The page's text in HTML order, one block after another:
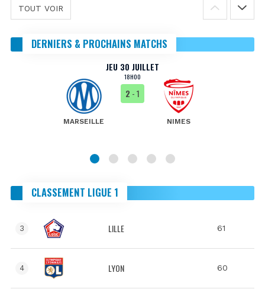
TOUT VOIR
DERNIERS & PROCHAINS MATCHS
JEU 30 JUILLET
18H00
MARSEILLE
2 - 1
NIMES
CLASSEMENT LIGUE 1
3 LILLE 61
4 LYON 60